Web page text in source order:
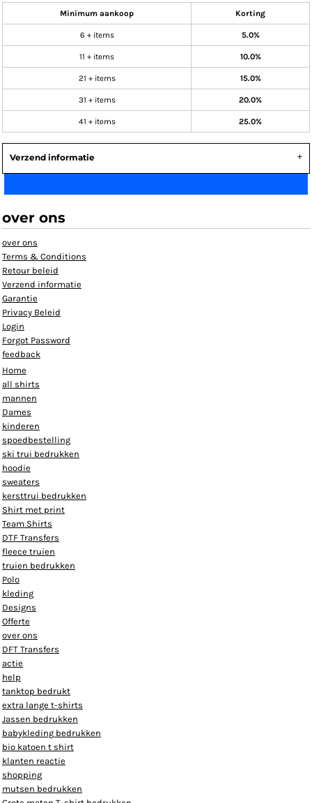
Minimum aankoop Korting
6 + items 5.0%
11 + items 10.0%
21 + items 15.0%
31 + items 20.0%
41 + items 25.0%
Verzend informatie
over ons
over ons
Terms & Conditions
Retour beleid
Verzend informatie
Garantie
Privacy Beleid
Login
Forgot Password
feedback
Home
all shirts
mannen
Dames
kinderen
spoedbestelling
ski trui bedrukken
hoodie
sweaters
kersttrui bedrukken
Shirt met print
Team Shirts
DTF Transfers
fleece truien
truien bedrukken
Polo
kleding
Designs
Offerte
over ons
DFT Transfers
actie
help
tanktop bedrukt
extra lange t-shirts
Jassen bedrukken
babykleding bedrukken
bio katoen t shirt
klanten reactie
shopping
mutsen bedrukken